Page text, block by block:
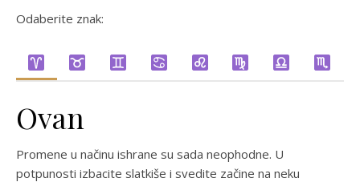
Odaberite znak:
Ovan
Promene u načinu ishrane su sada neophodne. U
potpunosti izbacite slatkiše i svedite začine na neku